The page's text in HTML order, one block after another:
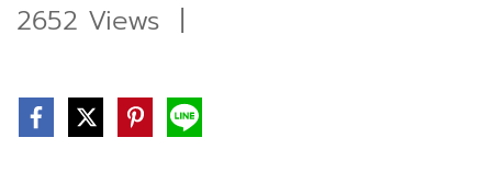
2652 Views |